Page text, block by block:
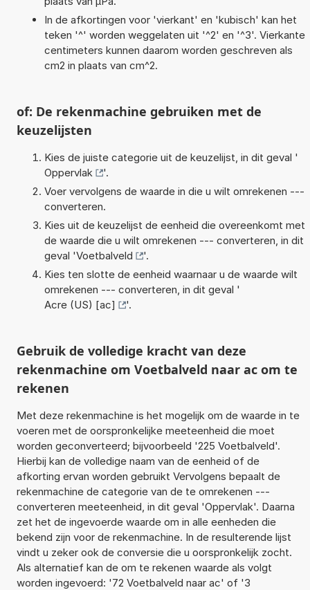
In de afkortingen voor 'vierkant' en 'kubisch' kan het
teken '^' worden weggelaten uit '^2' en '^3'. Vierkante
centimeters kunnen daarom worden geschreven als
cm2 in plaats van cm^2.
of: De rekenmachine gebruiken met de
keuzelijsten
Kies de juiste categorie uit de keuzelijst, in dit geval '
Oppervlak
'.
Voer vervolgens de waarde in die u wilt omrekenen ---
converteren.
Kies uit de keuzelijst de eenheid die overeenkomt met
de waarde die u wilt omrekenen --- converteren, in dit
geval 'Voetbalveld
'.
Kies ten slotte de eenheid waarnaar u de waarde wilt
omrekenen --- converteren, in dit geval '
Acre (US) [ac]
'.
Gebruik de volledige kracht van deze
rekenmachine om Voetbalveld naar ac om te
rekenen
Met deze rekenmachine is het mogelijk om de waarde in te
voeren met de oorspronkelijke meeteenheid die moet
worden geconverteerd; bijvoorbeeld '225 Voetbalveld'.
Hierbij kan de volledige naam van de eenheid of de
afkorting ervan worden gebruikt Vervolgens bepaalt de
rekenmachine de categorie van de te omrekenen ---
converteren meeteenheid, in dit geval 'Oppervlak'. Daarna
zet het de ingevoerde waarde om in alle eenheden die
bekend zijn voor de rekenmachine. In de resulterende lijst
vindt u zeker ook de conversie die u oorspronkelijk zocht.
Als alternatief kan de om te rekenen waarde als volgt
worden ingevoerd: '72 Voetbalveld naar ac' of '3